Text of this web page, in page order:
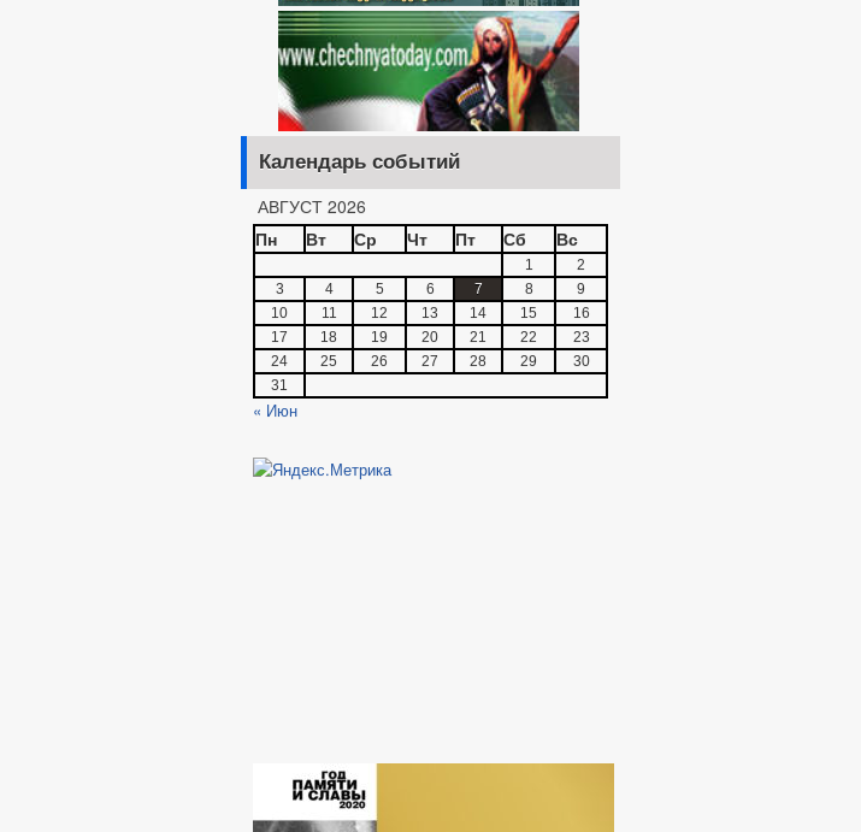
Календарь событий
АВГУСТ 2026
Пн
Вт Ср Чт Пт Сб Вс
1
2
3
4 5 6 7 8
9
10
11 12 13 14 15
16
17
18 19 20 21 22
23
24
25 26 27 28 29
30
31
« Июн